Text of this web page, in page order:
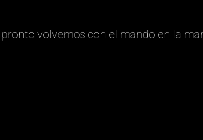
volvemos con el mando en la